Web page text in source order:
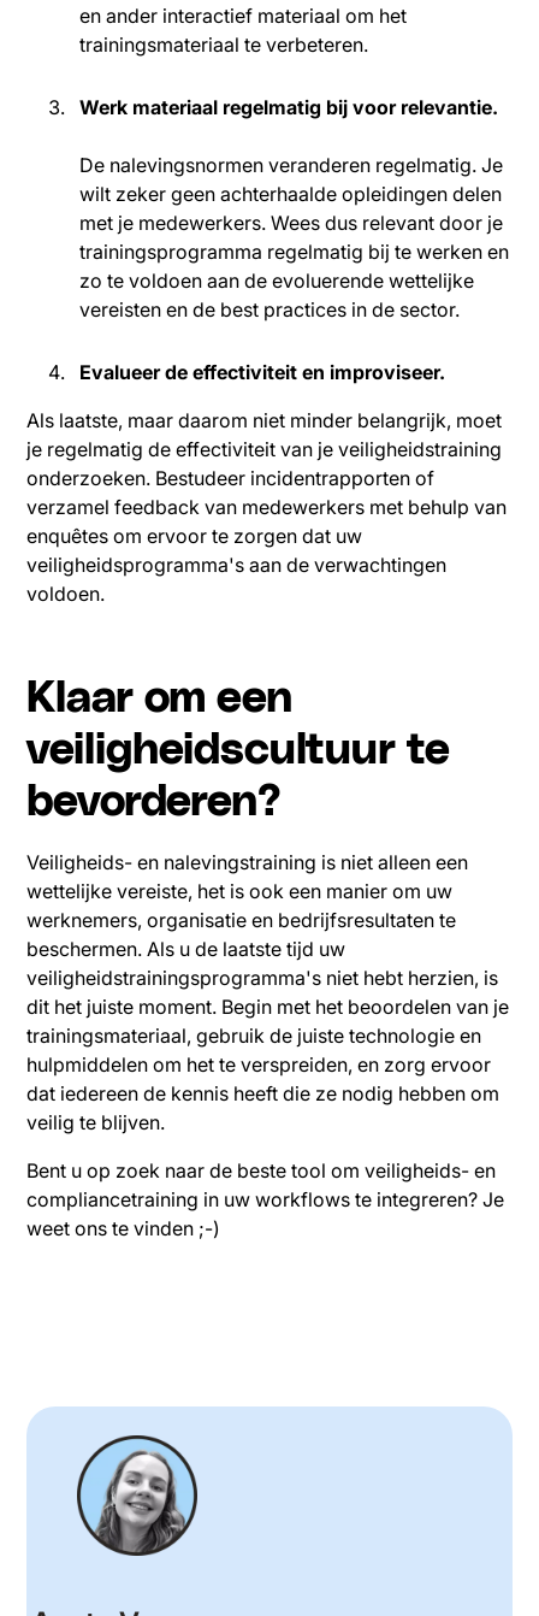
en ander interactief materiaal om het
trainingsmateriaal te verbeteren.
Werk materiaal regelmatig bij voor relevantie.
De nalevingsnormen veranderen regelmatig. Je
wilt zeker geen achterhaalde opleidingen delen
met je medewerkers. Wees dus relevant door je
trainingsprogramma regelmatig bij te werken en
zo te voldoen aan de evoluerende wettelijke
vereisten en de best practices in de sector.
Evalueer de effectiviteit en improviseer.
Als laatste, maar daarom niet minder belangrijk, moet
je regelmatig de effectiviteit van je veiligheidstraining
onderzoeken. Bestudeer incidentrapporten of
verzamel feedback van medewerkers met behulp van
enquêtes om ervoor te zorgen dat uw
veiligheidsprogramma's aan de verwachtingen
voldoen.
Klaar om een
veiligheidscultuur te
bevorderen?
Veiligheids- en nalevingstraining is niet alleen een
wettelijke vereiste, het is ook een manier om uw
werknemers, organisatie en bedrijfsresultaten te
beschermen. Als u de laatste tijd uw
veiligheidstrainingsprogramma's niet hebt herzien, is
dit het juiste moment. Begin met het beoordelen van je
trainingsmateriaal, gebruik de juiste technologie en
hulpmiddelen om het te verspreiden, en zorg ervoor
dat iedereen de kennis heeft die ze nodig hebben om
veilig te blijven.
Bent u op zoek naar de beste tool om veiligheids- en
compliancetraining in uw workflows te integreren? Je
weet ons te vinden ;-)